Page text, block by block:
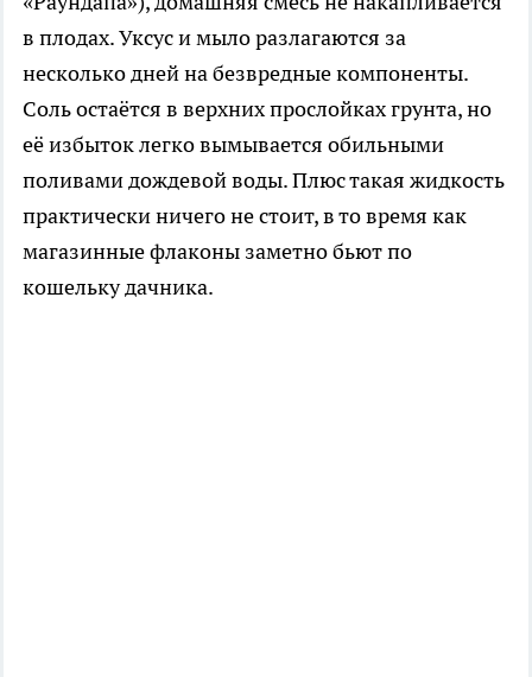
в плодах. Уксус и мыло разлагаются за
несколько дней на безвредные компоненты.
Соль остаётся в верхних прослойках грунта, но
её избыток легко вымывается обильными
поливами дождевой воды. Плюс такая жидкость
практически ничего не стоит, в то время как
магазинные флаконы заметно бьют по
кошельку дачника.